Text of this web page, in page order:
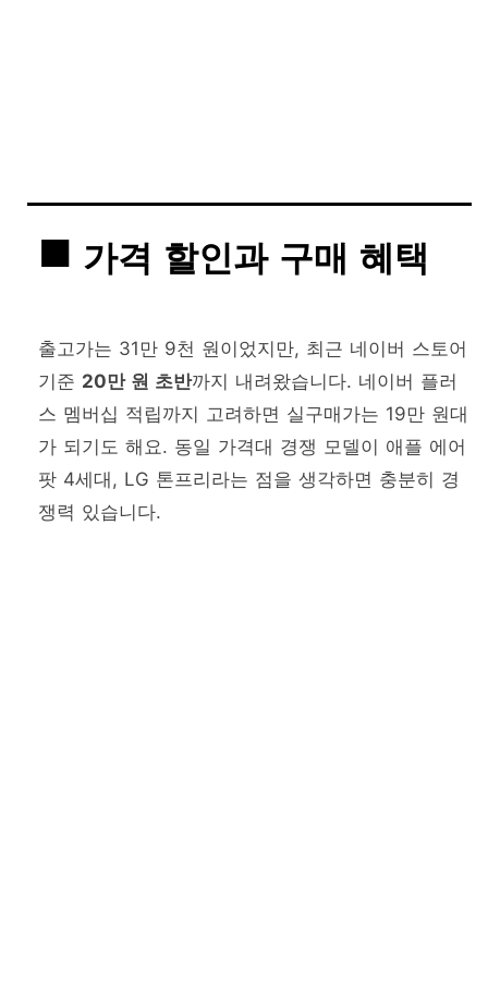
가격 할인과 구매 혜택
출고가는 31만 9천 원이었지만, 최근 네이버 스토어
기준 20만 원 초반까지 내려왔습니다. 네이버 플러
스 멤버십 적립까지 고려하면 실구매가는 19만 원대
가 되기도 해요. 동일 가격대 경쟁 모델이 애플 에어
팟 4세대, LG 톤프리라는 점을 생각하면 충분히 경
쟁력 있습니다.